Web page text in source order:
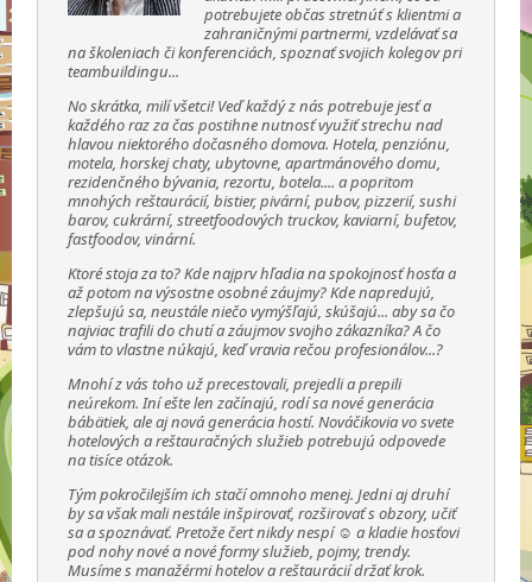
potrebujete občas stretnúť s klientmi a
zahraničnými partnermi, vzdelávať sa
na školeniach či konferenciách, spoznať svojich kolegov pri
teambuildingu...
No skrátka, milí všetci! Veď každý z nás potrebuje jesť a
každého raz za čas postihne nutnosť využiť strechu nad
hlavou niektorého dočasného domova. Hotela, penziónu,
motela, horskej chaty, ubytovne, apartmánového domu,
rezidenčného bývania, rezortu, botela.... a popritom
mnohých reštaurácií, bistier, pivární, pubov, pizzerií, sushi
barov, cukrární, streetfoodových truckov, kaviarní, bufetov,
fastfoodov, vinární.
Ktoré stoja za to? Kde najprv hľadia na spokojnosť hosťa a
až potom na výsostne osobné záujmy? Kde napredujú,
zlepšujú sa, neustále niečo vymýšľajú, skúšajú... aby sa čo
najviac trafili do chutí a záujmov svojho zákazníka? A čo
vám to vlastne núkajú, keď vravia rečou profesionálov...?
Mnohí z vás toho už precestovali, prejedli a prepili
neúrekom. Iní ešte len začínajú, rodí sa nové generácia
bábätiek, ale aj nová generácia hostí. Nováčikovia vo svete
hotelových a reštauračných služieb potrebujú odpovede
na tisíce otázok.
Tým pokročilejším ich stačí omnoho menej. Jedni aj druhí
by sa však mali nestále inšpirovať, rozširovať s obzory, učiť
sa a spoznávať. Pretože čert nikdy nespí ☺ a kladie hosťovi
pod nohy nové a nové formy služieb, pojmy, trendy.
Musíme s manažérmi hotelov a reštaurácií držať krok.